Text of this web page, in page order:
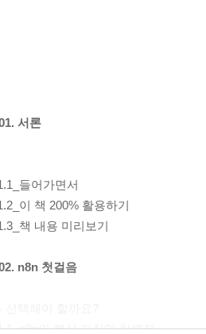
서론
들어가면서
이 책 200% 활용하기
책 내용 미리보기
n8n 첫걸음
의 핵심 가치와 차별점